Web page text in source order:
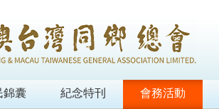
錦囊 紀念特刊 會務活動